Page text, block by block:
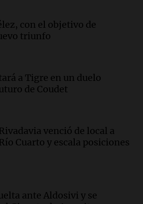
todos
todos
todos
con el objetivo de
triunfo
a Tigre en un duelo
de Coudet
venció de local a
Cuarto y escala posiciones
ante Aldosivi y se